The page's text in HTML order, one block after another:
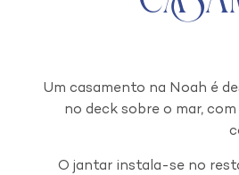
Um casamento na Noah é
no deck sobre o mar,
O jantar instala-se no